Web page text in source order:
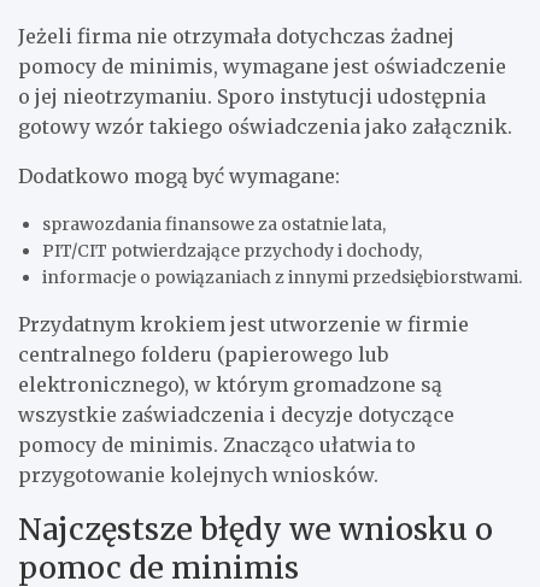
Jeżeli firma nie otrzymała dotychczas żadnej
pomocy de minimis, wymagane jest oświadczenie
o jej nieotrzymaniu. Sporo instytucji udostępnia
gotowy wzór takiego oświadczenia jako załącznik.
Dodatkowo mogą być wymagane:
sprawozdania finansowe za ostatnie lata,
PIT/CIT potwierdzające przychody i dochody,
informacje o powiązaniach z innymi przedsiębiorstwami.
Przydatnym krokiem jest utworzenie w firmie
centralnego folderu (papierowego lub
elektronicznego), w którym gromadzone są
wszystkie zaświadczenia i decyzje dotyczące
pomocy de minimis. Znacząco ułatwia to
przygotowanie kolejnych wniosków.
Najczęstsze błędy we wniosku o
pomoc de minimis